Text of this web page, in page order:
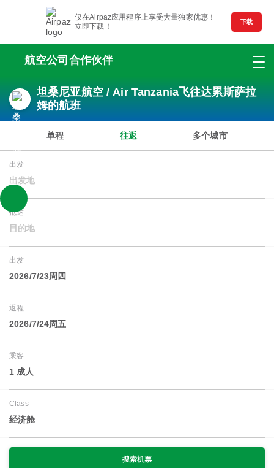
仅在Airpaz应用程序上享受大量独家优惠！
立即下载！
下载
航空公司合作伙伴
坦桑尼亚航空 / Air Tanzania飞往达累斯萨拉
姆的航班
单程 往返 多个城市
出发
出发地
抵达
目的地
出发
2026/7/23周四
返程
2026/7/24周五
乘客
1 成人
Class
经济舱
搜索机票